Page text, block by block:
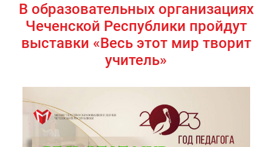
В образовательных организациях
Чеченской Республики пройдут
выставки «Весь этот мир творит
учитель»